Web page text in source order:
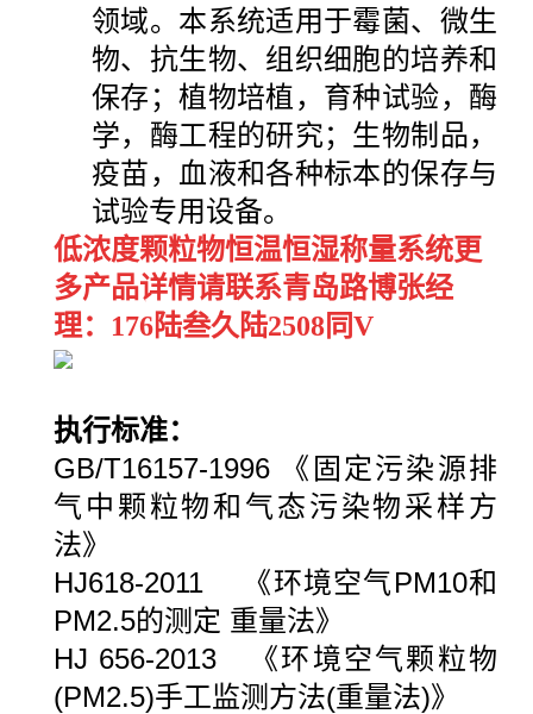
领域。 本系统适用于霉菌、微生
物、抗生物、组织细胞的培养和
保存；植物培植，育种试验，酶
学，酶工程的研究；生物制品，
疫苗，血液和各种标本的保存与
试验专用设备。
低浓度颗粒物恒温恒湿称量系统更
多产品详情请联系青岛路博张经
理：176陆叁久陆2508同V
执行标准：
GB/T16157-1996 《固定污染源排
气中颗粒物和气态污染物采样方
法》
HJ618-2011 《环境空气PM10和
PM2.5的测定 重量法》
HJ 656-2013 《环境空气颗粒物
(PM2.5)手工监测方法(重量法)》